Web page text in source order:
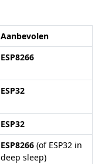
Aanbevolen
ESP8266
ESP32
ESP32
ESP8266 (of ESP32 in
deep sleep)